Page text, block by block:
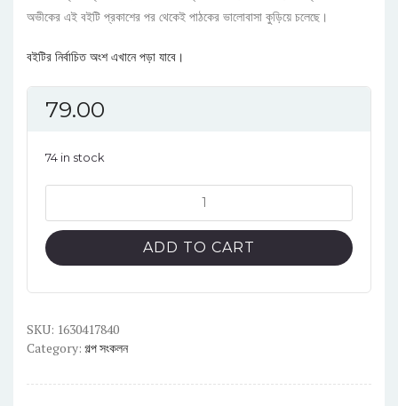
rating
অভীকের এই বইটি প্রকাশের পর থেকেই পাঠকের ভালোবাসা কুড়িয়ে চলেছে।
বইটির নির্বাচিত অংশ এখানে পড়া যাবে।
79.00
74 in stock
কোথাও
যাবে
না
ADD TO CART
SKU: 1630417840
Category: গল্প সংকলন